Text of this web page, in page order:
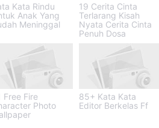
Kata Rindu
Anak Yang
Meninggal
19 Cerita Cinta
Terlarang Kisah
Nyata Cerita Cinta
Penuh Dosa
Free Fire
Photo
85+ Kata Kata
Editor Berkelas Ff